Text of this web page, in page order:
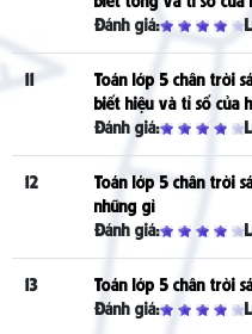
Đánh giá:
11
Toán lớp 5 chân trời
biết hiệu và tỉ số của
Đánh giá:
12
Toán lớp 5 chân trời
những gì
Đánh giá:
13
Toán lớp 5 chân trời
Đánh giá: